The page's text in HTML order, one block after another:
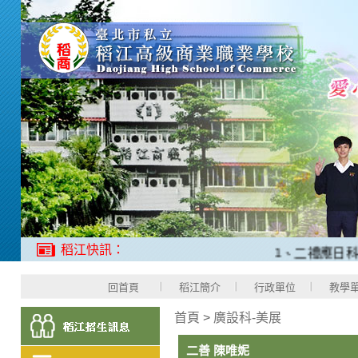
稻江快訊： 1、二禮應日科
回首頁 稻江簡介 行政單位 教學
首頁 > 廣設科-美展
二善 陳唯妮